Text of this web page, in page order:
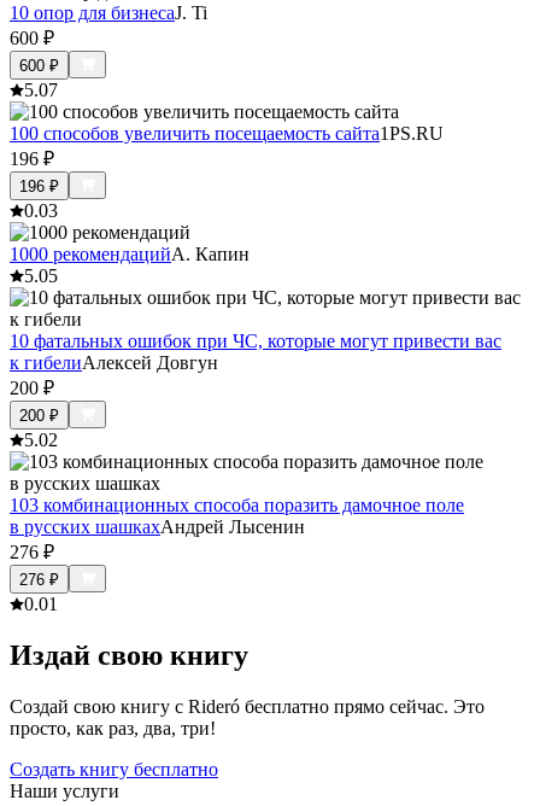
10 опор для бизнесаJ. Ti
600 ₽
600 ₽
5.07
100 способов увеличить посещаемость сайта1PS.RU
196 ₽
196 ₽
0.03
1000 рекомендацийА. Капин
5.05
10 фатальных ошибок при ЧС, которые могут привести вас
к гибелиАлексей Довгун
200 ₽
200 ₽
5.02
103 комбинационных способа поразить дамочное поле
в русских шашкахАндрей Лысенин
276 ₽
276 ₽
0.01
Издай свою книгу
Создай свою книгу с Rideró бесплатно прямо сейчас. Это
просто, как раз, два, три!
Создать книгу бесплатно
Наши услуги